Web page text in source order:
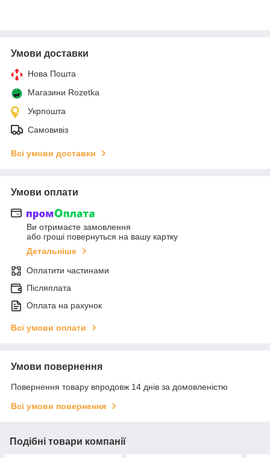
Умови доставки
Нова Пошта
Магазини Rozetka
Укрпошта
Самовивіз
Всі умови доставки
Умови оплати
Ви отримаєте замовлення
або гроші повернуться на вашу картку
Детальніше
Оплатити частинами
Післяплата
Оплата на рахунок
Всі умови оплати
Умови повернення
Повернення товару впродовж 14 днів за домовленістю
Всі умови повернення
Подібні товари компанії